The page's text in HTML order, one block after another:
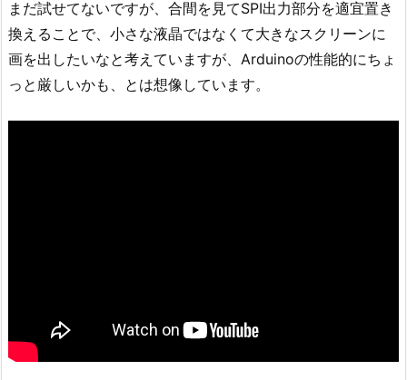
まだ試せてないですが、合間を見てSPI出力部分を適宜置き
換えることで、小さな液晶ではなくて大きなスクリーンに
画を出したいなと考えていますが、Arduinoの性能的にちょ
っと厳しいかも、とは想像しています。